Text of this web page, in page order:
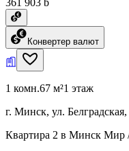
Конвертер валют
1 комн.67 м²1 этаж
г. Минск, ул. Белградская,
Квартира 2 в Минск Мир